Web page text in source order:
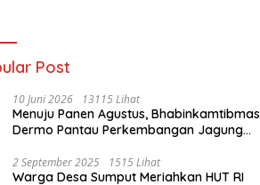
Kesalahan
Hak
Post
10 Juni 2026 13115 Lihat
Menuju Panen Agustus, Bhabinkamtibmas
Dermo Pantau Perkembangan Jagung
2 September 2025 1515 Lihat
Warga Desa Sumput Meriahkan HUT RI